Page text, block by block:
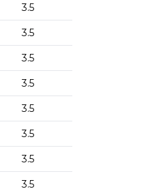
3.5
3.5
3.5
3.5
3.5
3.5
3.5
3.5